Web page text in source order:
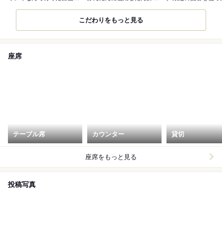
こだわりをもっと見る
座席
テーブル席 カウンター 貸切
座席をもっと見る
投稿写真